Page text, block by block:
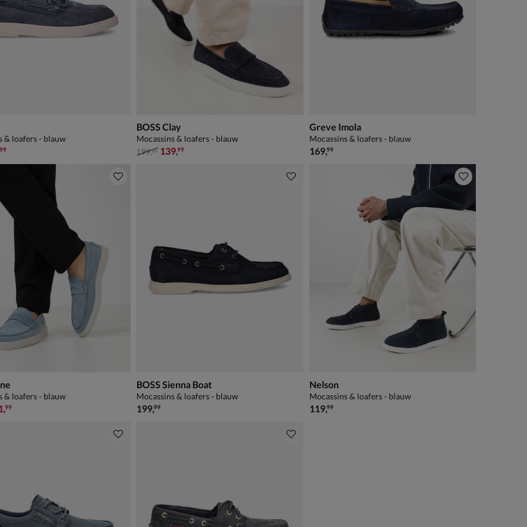
& loafers - blauw
voor € 83,99
99
BOSS Clay
Mocassins & loafers - blauw
van € 199,99 voor € 139,99
199,99 139,99
Greve Imola
Mocassins & loafers - blauw
€ 169,99
169,99
& loafers - blauw
voor € 111,99
,99
BOSS Sienna Boat
Mocassins & loafers - blauw
€ 199,99
199,99
Nelson
Mocassins & loafers - blauw
€ 119,99
119,99